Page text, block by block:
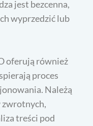
jest bezcenna,
wyprzedzić lub
oferują również
proces
Należą
zwrotnych,
treści pod